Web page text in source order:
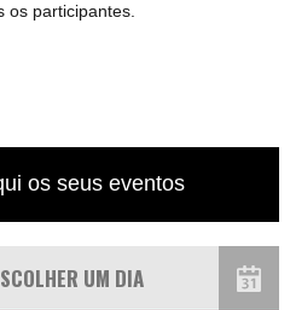
os participantes.
os seus eventos